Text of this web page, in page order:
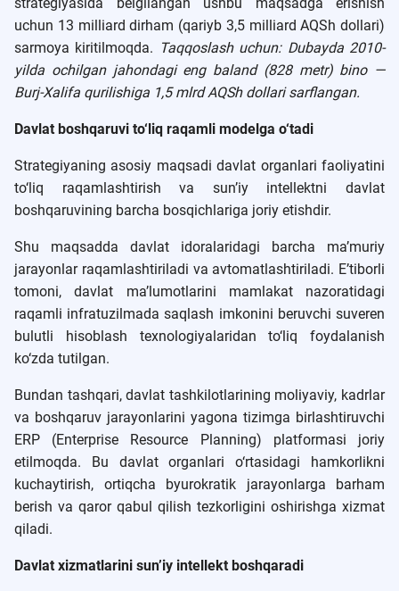
uchun 13 milliard dirham (qariyb 3,5 milliard AQSh dollari)
sarmoya kiritilmoqda. Taqqoslash uchun: Dubayda 2010-
yilda ochilgan jahondagi eng baland (828 metr) bino —
Burj-Xalifa qurilishiga 1,5 mlrd AQSh dollari sarflangan.
Davlat boshqaruvi to‘liq raqamli modelga o‘tadi
Strategiyaning asosiy maqsadi davlat organlari faoliyatini
to‘liq raqamlashtirish va sun’iy intellektni davlat
boshqaruvining barcha bosqichlariga joriy etishdir.
Shu maqsadda davlat idoralaridagi barcha ma’muriy
jarayonlar raqamlashtiriladi va avtomatlashtiriladi. E’tiborli
tomoni, davlat ma’lumotlarini mamlakat nazoratidagi
raqamli infratuzilmada saqlash imkonini beruvchi suveren
bulutli hisoblash texnologiyalaridan to‘liq foydalanish
ko‘zda tutilgan.
Bundan tashqari, davlat tashkilotlarining moliyaviy, kadrlar
va boshqaruv jarayonlarini yagona tizimga birlashtiruvchi
ERP (Enterprise Resource Planning) platformasi joriy
etilmoqda. Bu davlat organlari o‘rtasidagi hamkorlikni
kuchaytirish, ortiqcha byurokratik jarayonlarga barham
berish va qaror qabul qilish tezkorligini oshirishga xizmat
qiladi.
Davlat xizmatlarini sun’iy intellekt boshqaradi